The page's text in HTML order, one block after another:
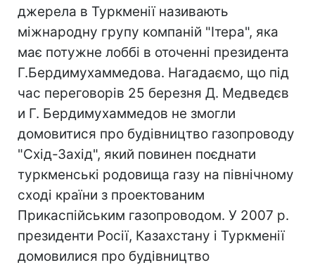
джерела в Туркменії називають
міжнародну групу компаній "Ітера", яка
має потужне лоббі в оточенні президента
Г.Бердимухаммедова. Нагадаємо, що під
час переговорів 25 березня Д. Медведєв
и Г. Бердимухаммедов не змогли
домовитися про будівництво газопроводу
"Схід-Захід", який повинен поєднати
туркменські родовища газу на північному
сході країни з проектованим
Прикаспійським газопроводом. У 2007 р.
президенти Росії, Казахстану і Туркменії
домовилися про будівництво